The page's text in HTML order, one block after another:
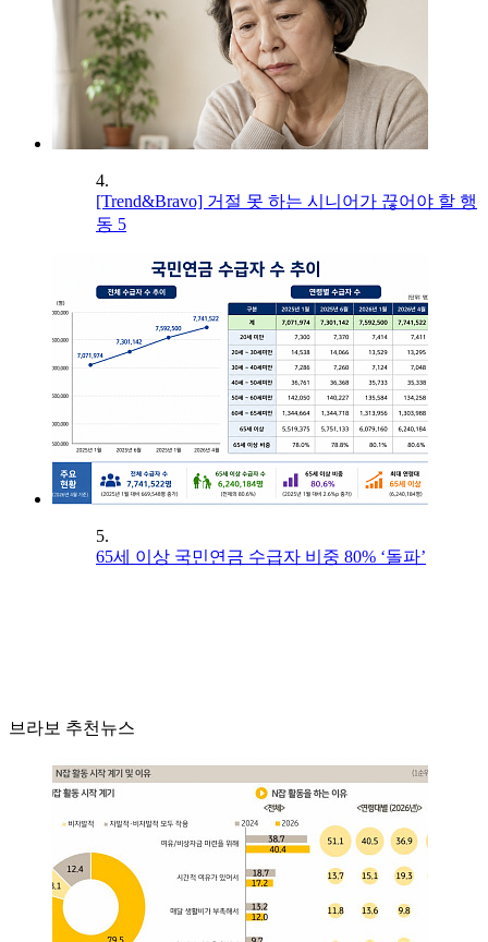
4.
[Trend&Bravo] 거절 못 하는 시니어가 끊어야 할 행
동 5
5.
65세 이상 국민연금 수급자 비중 80% ‘돌파’
브라보 추천뉴스